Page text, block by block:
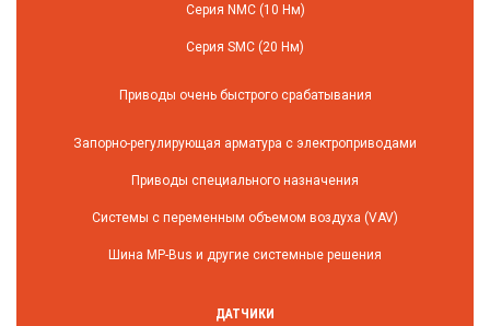
Серия NMC (10 Нм)
Серия SMC (20 Нм)
Приводы очень быстрого срабатывания
Запорно-регулирующая арматура с электроприводами
Приводы специального назначения
Системы с переменным объемом воздуха (VAV)
Шина MP-Bus и другие системные решения
ДАТЧИКИ